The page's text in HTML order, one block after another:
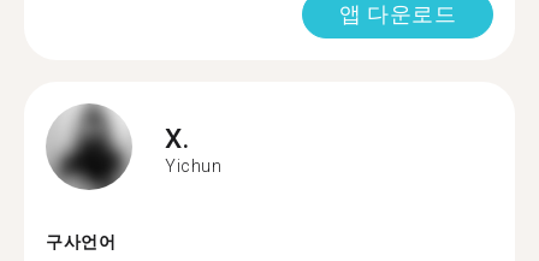
앱 다운로드
X.
Yichun
구사언어